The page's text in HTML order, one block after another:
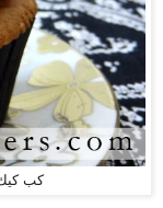
كب كيك